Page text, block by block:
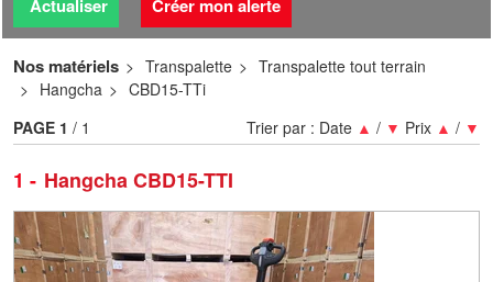
Actualiser Créer mon alerte
Nos matériels Transpalette
Transpalette tout terrain
Hangcha
CBD15-TTi
1 Hangcha CBD15-TTI
Trier par : Date ▲ / ▼ Prix ▲ / ▼
PAGE 1 / 1